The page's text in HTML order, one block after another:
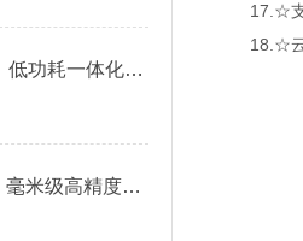
表面位移监测系统：低功耗一体化设计，野外恶劣环境适配
GNSS位移监测站：毫米级高精度定位，精准捕捉微小形变
17.☆支
18.☆云平